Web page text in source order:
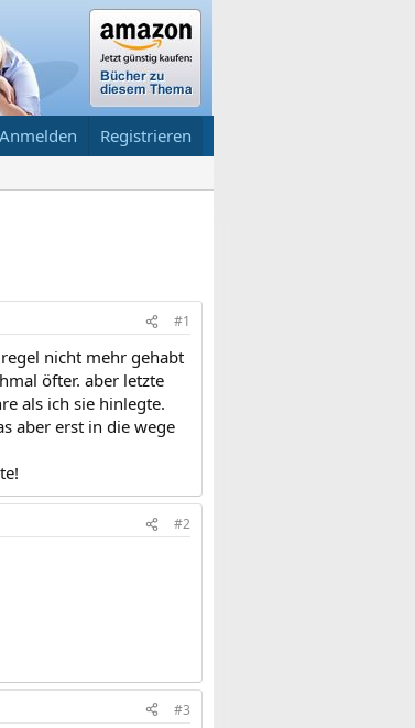
Anmelden Registrieren
#1
nicht mehr gehabt
öfter. aber letzte
als ich sie hinlegte.
aber erst in die wege
#2
#3